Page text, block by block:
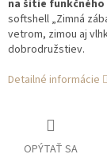
na šitie
softshell „Zimná
vetrom, zimou aj
dobrodružstiev.
Detailné informácie
OPÝTAŤ SA